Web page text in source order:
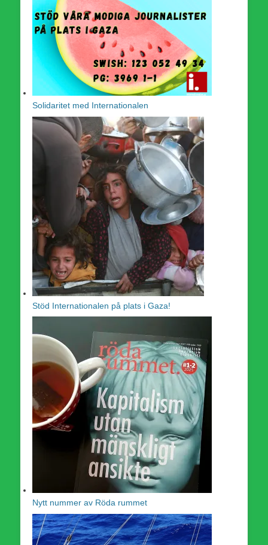
Solidaritet med Internationalen
Stöd Internationalen på plats i Gaza!
Nytt nummer av Röda rummet